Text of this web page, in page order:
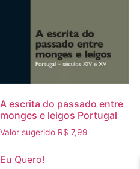
A escrita do passado entre
monges e leigos Portugal
Valor sugerido R$ 7,99
Eu Quero!